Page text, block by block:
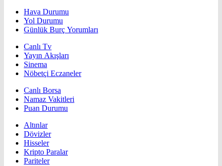
Hava Durumu
Yol Durumu
Günlük Burç Yorumları
Canlı Tv
Yayın Akışları
Sinema
Nöbetçi Eczaneler
Canlı Borsa
Namaz Vakitleri
Puan Durumu
Altınlar
Dövizler
Hisseler
Kripto Paralar
Pariteler